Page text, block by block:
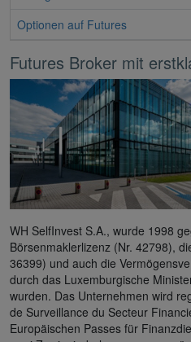
Optionen auf Futures
Futures Broker mit
WH SelfInvest S.A., wurde 1998
Börsenmaklerlizenz (Nr. 42798),
36399) und auch die
durch das Luxemburgische
wurden. Das Unternehmen wird
de Surveillance du Secteur
Europäischen Passes für